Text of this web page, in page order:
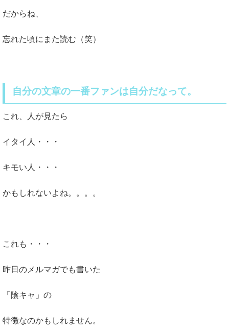
だからね、
忘れた頃にまた読む（笑）
自分の文章の一番ファンは自分だなって。
これ、人が見たら
イタイ人・・・
キモい人・・・
かもしれないよね。。。。
これも・・・
昨日のメルマガでも書いた
「陰キャ」の
特徴なのかもしれません。